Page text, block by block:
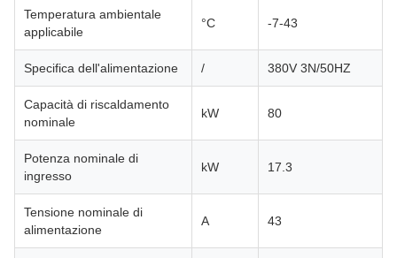
Temperatura ambientale
applicabile
°C -7-43
Specifica dell'alimentazione / 380V 3N/50HZ
Capacità di riscaldamento
nominale
kW 80
Potenza nominale di
ingresso
kW 17.3
Tensione nominale di
alimentazione
A 43